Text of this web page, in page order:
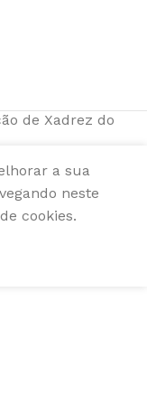
de Xadrez do
a sua
neste
cookies.